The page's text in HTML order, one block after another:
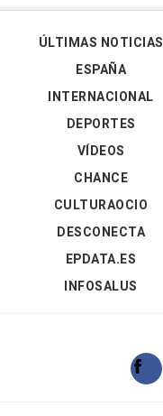
ÚLTIMAS NOTICIAS
ESPAÑA
INTERNACIONAL
DEPORTES
VÍDEOS
CHANCE
CULTURAOCIO
DESCONECTA
EPDATA.ES
INFOSALUS